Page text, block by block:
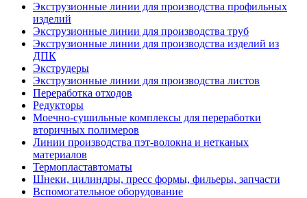
Экструзионные линии для производства профильных
изделий
Экструзионные линии для производства труб
Экструзионные линии для производства изделий из
ДПК
Экструдеры
Экструзионные линии для производства листов
Переработка отходов
Редукторы
Моечно-сушильные комплексы для переработки
вторичных полимеров
Линии производства пэт-волокна и нетканых
материалов
Термопластавтоматы
Шнеки, цилиндры, пресс формы, фильеры, запчасти
Вспомогательное оборудование